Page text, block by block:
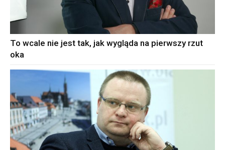
To wcale nie jest tak, jak wygląda na pierwszy rzut
oka